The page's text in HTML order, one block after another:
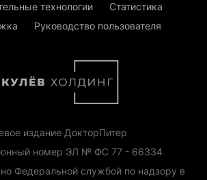
технологии
Статистика
Руководство пользователя
издание ДокторПитер
номер ЭЛ № ФС 77 - 66334
Федеральной службой по надзору в